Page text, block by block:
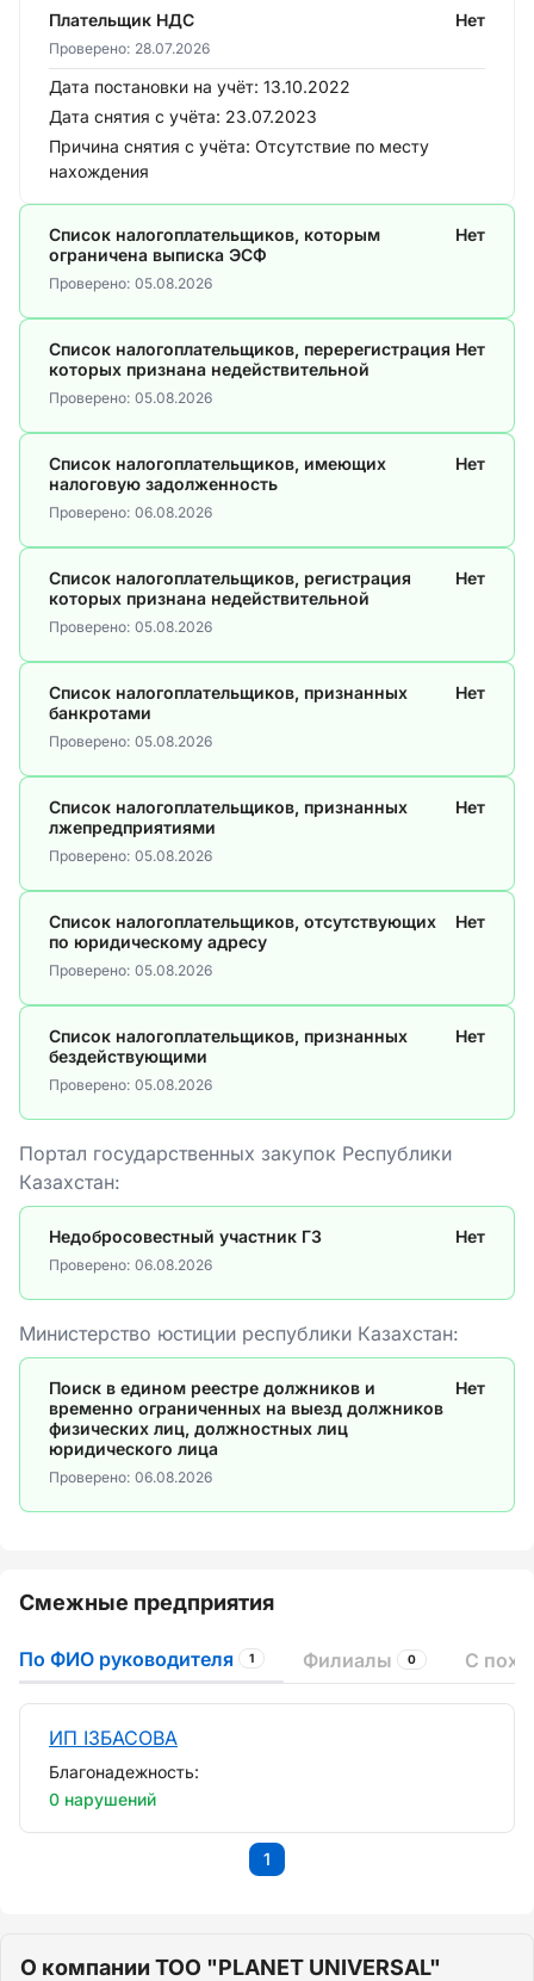
Плательщик НДС Нет
Проверено: 28.07.2026
Дата постановки на учёт: 13.10.2022
Дата снятия с учёта: 23.07.2023
Причина снятия с учёта: Отсутствие по месту
нахождения
Список налогоплательщиков, которым
ограничена выписка ЭСФ
Нет
Проверено: 05.08.2026
Список налогоплательщиков, перерегистрация
которых признана недействительной
Нет
Проверено: 05.08.2026
Список налогоплательщиков, имеющих
налоговую задолженность
Нет
Проверено: 06.08.2026
Список налогоплательщиков, регистрация
которых признана недействительной
Нет
Проверено: 05.08.2026
Список налогоплательщиков, признанных
банкротами
Нет
Проверено: 05.08.2026
Список налогоплательщиков, признанных
лжепредприятиями
Нет
Проверено: 05.08.2026
Список налогоплательщиков, отсутствующих
по юридическому адресу
Нет
Проверено: 05.08.2026
Список налогоплательщиков, признанных
бездействующими
Нет
Проверено: 05.08.2026
Портал государственных закупок Республики
Казахстан:
Недобросовестный участник ГЗ Нет
Проверено: 06.08.2026
Министерство юстиции республики Казахстан:
Поиск в едином реестре должников и
временно ограниченных на выезд должников
физических лиц, должностных лиц
юридического лица
Нет
Проверено: 06.08.2026
Смежные предприятия
По ФИО руководителя 1 Филиалы 0 С
ИП ІЗБАСОВА
Благонадежность:
0 нарушений
1
О компании ТОО "PLANET UNIVERSAL"